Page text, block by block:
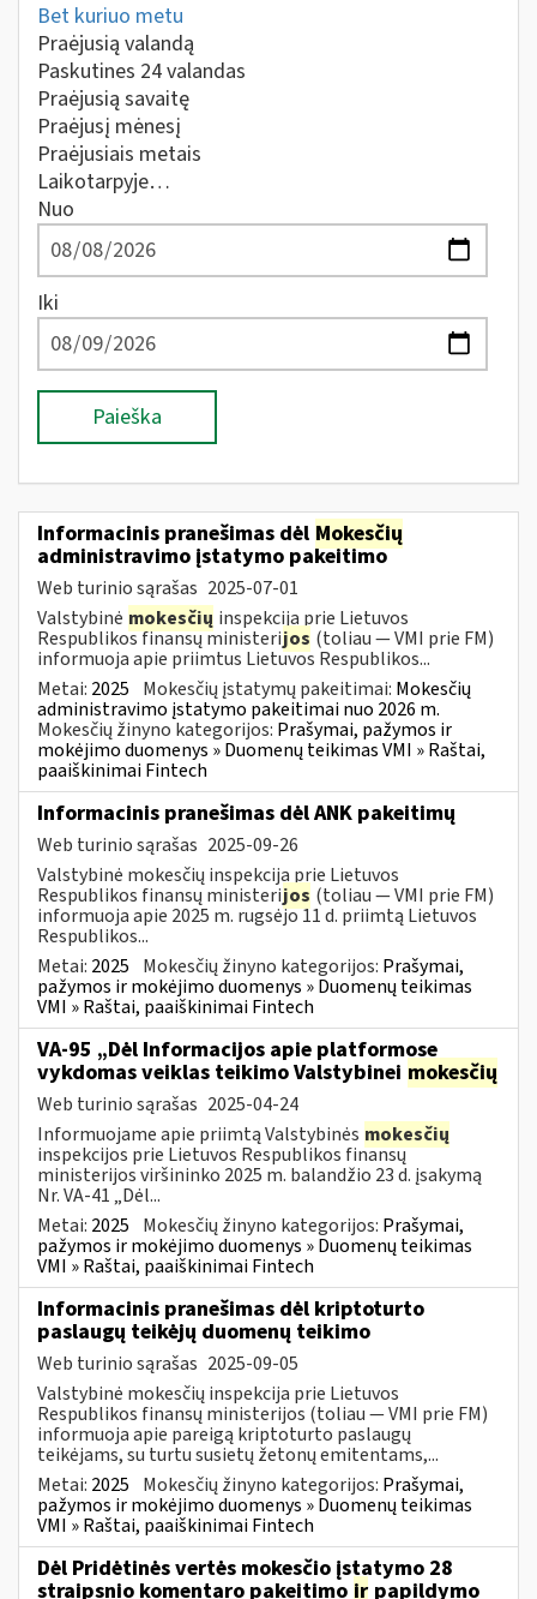
Bet kuriuo metu
Praėjusią valandą
Paskutines 24 valandas
Praėjusią savaitę
Praėjusį mėnesį
Praėjusiais metais
Laikotarpyje…
Nuo
Iki
Paieška
Informacinis pranešimas dėl Mokesčių
administravimo įstatymo pakeitimo
Web turinio sąrašas 2025-07-01
Valstybinė mokesčių inspekcija prie Lietuvos
Respublikos finansų ministerijos (toliau — VMI prie FM)
informuoja apie priimtus Lietuvos Respublikos...
Metai: 2025 Mokesčių įstatymų pakeitimai: Mokesčių
administravimo įstatymo pakeitimai nuo 2026 m.
Mokesčių žinyno kategorijos: Prašymai, pažymos ir
mokėjimo duomenys » Duomenų teikimas VMI » Raštai,
paaiškinimai Fintech
Informacinis pranešimas dėl ANK pakeitimų
Web turinio sąrašas 2025-09-26
Valstybinė mokesčių inspekcija prie Lietuvos
Respublikos finansų ministerijos (toliau — VMI prie FM)
informuoja apie 2025 m. rugsėjo 11 d. priimtą Lietuvos
Respublikos...
Metai: 2025 Mokesčių žinyno kategorijos: Prašymai,
pažymos ir mokėjimo duomenys » Duomenų teikimas
VMI » Raštai, paaiškinimai Fintech
VA-95 „Dėl Informacijos apie platformose
vykdomas veiklas teikimo Valstybinei mokesčių
Web turinio sąrašas 2025-04-24
Informuojame apie priimtą Valstybinės mokesčių
inspekcijos prie Lietuvos Respublikos finansų
ministerijos viršininko 2025 m. balandžio 23 d. įsakymą
Nr. VA-41 „Dėl...
Metai: 2025 Mokesčių žinyno kategorijos: Prašymai,
pažymos ir mokėjimo duomenys » Duomenų teikimas
VMI » Raštai, paaiškinimai Fintech
Informacinis pranešimas dėl kriptoturto
paslaugų teikėjų duomenų teikimo
Web turinio sąrašas 2025-09-05
Valstybinė mokesčių inspekcija prie Lietuvos
Respublikos finansų ministerijos (toliau — VMI prie FM)
informuoja apie pareigą kriptoturto paslaugų
teikėjams, su turtu susietų žetonų emitentams,...
Metai: 2025 Mokesčių žinyno kategorijos: Prašymai,
pažymos ir mokėjimo duomenys » Duomenų teikimas
VMI » Raštai, paaiškinimai Fintech
Dėl Pridėtinės vertės mokesčio įstatymo 28
straipsnio komentaro pakeitimo ir papildymo